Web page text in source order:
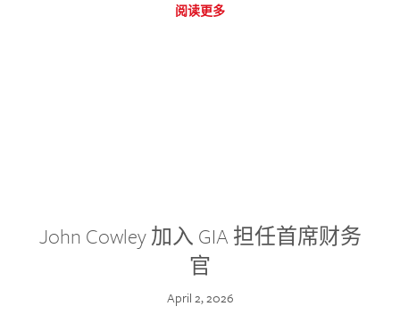
阅读更多
John Cowley 加入 GIA 担任首席财务
官
April 2, 2026